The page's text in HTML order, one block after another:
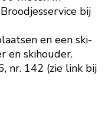
bij
en een ski-
en skihouder.
nr. 142 (zie link bij